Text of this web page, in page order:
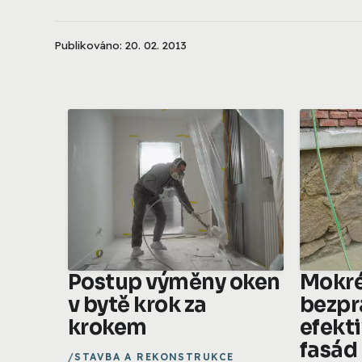
Publikováno: 20. 02. 2013
Postup výměny oken
v bytě krok za
krokem
STAVBA A REKONSTRUKCE
fasád